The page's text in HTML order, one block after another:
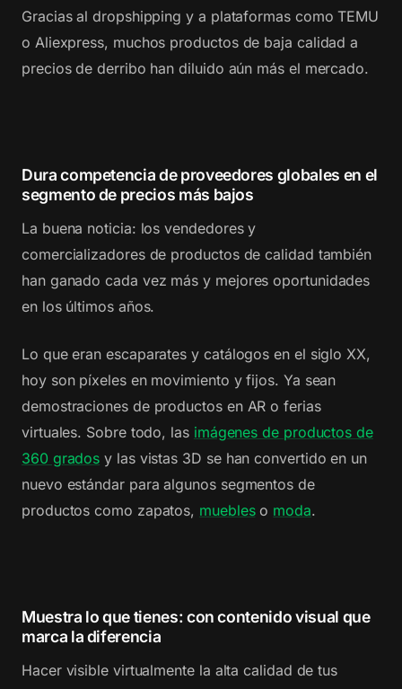
Gracias al dropshipping y a plataformas como TEMU
o Aliexpress, muchos productos de baja calidad a
precios de derribo han diluido aún más el mercado.
Dura competencia de proveedores globales en el
segmento de precios más bajos
La buena noticia: los vendedores y
comercializadores de productos de calidad también
han ganado cada vez más y mejores oportunidades
en los últimos años.
Lo que eran escaparates y catálogos en el siglo XX,
hoy son píxeles en movimiento y fijos. Ya sean
demostraciones de productos en AR o ferias
virtuales. Sobre todo, las imágenes de productos de
360 grados y las vistas 3D se han convertido en un
nuevo estándar para algunos segmentos de
productos como zapatos, muebleso moda.
Muestra lo que tienes: con contenido visual que
marca la diferencia
Hacer visible virtualmente la alta calidad de tus